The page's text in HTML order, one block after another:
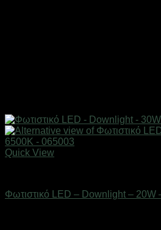
Quick View
Φωτιστικό LED – Downlight – 20W